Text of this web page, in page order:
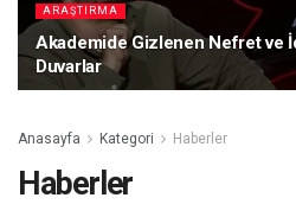
ARAŞTIRMA
Akademide Gizlenen Nefret ve
Duvarlar
Anasayfa Kategori Haberler
Haberler